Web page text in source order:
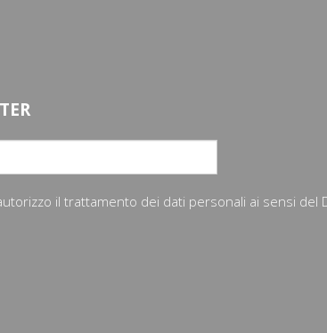
il trattamento dei dati personali ai sensi del